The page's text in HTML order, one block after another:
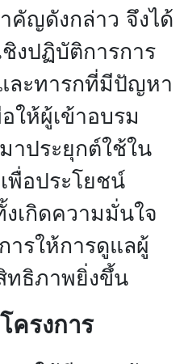
คัญดังกล่าว จึงได้
งปฏิบัติการการ
ละทารกที่มีปัญหา
ให้ผู้เข้าอบรม
าประยุกต์ใช้ใน
พื่อประโยชน์
เกิดความมั่นใจ
ารให้การดูแลผู้
ทธิภาพยิ่งขึ้น
ครงการ